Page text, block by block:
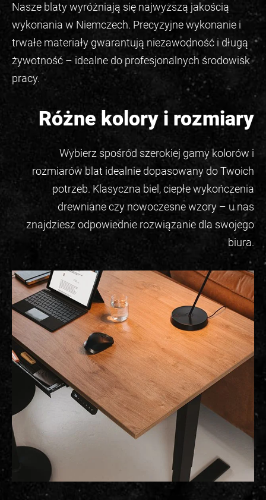
Nasze blaty wyróżniają się najwyższą jakością
wykonania w Niemczech. Precyzyjne wykonanie i
trwałe materiały gwarantują niezawodność i długą
żywotność – idealne do profesjonalnych środowisk
pracy.
Różne kolory i rozmiary
Wybierz spośród szerokiej gamy kolorów i
rozmiarów blat idealnie dopasowany do Twoich
potrzeb. Klasyczna biel, ciepłe wykończenia
drewniane czy nowoczesne wzory – u nas
znajdziesz odpowiednie rozwiązanie dla swojego
biura.